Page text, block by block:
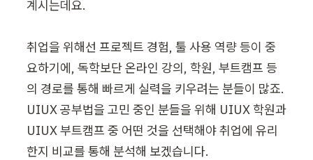
계시는데요.
취업을 위해선 프로젝트 경험, 툴 사용 역량 등이 중
요하기에, 독학보단 온라인 강의, 학원, 부트캠프 등
의 경로를 통해 빠르게 실력을 키우려는 분들이 많죠.
UIUX 공부법을 고민 중인 분들을 위해 UIUX 학원과
UIUX 부트캠프 중 어떤 것을 선택해야 취업에 유리
한지 비교를 통해 분석해 보겠습니다.